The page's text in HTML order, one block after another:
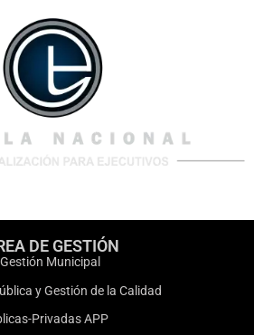
DE GESTIÓN
Municipal
y Gestión de la Calidad
Privadas APP